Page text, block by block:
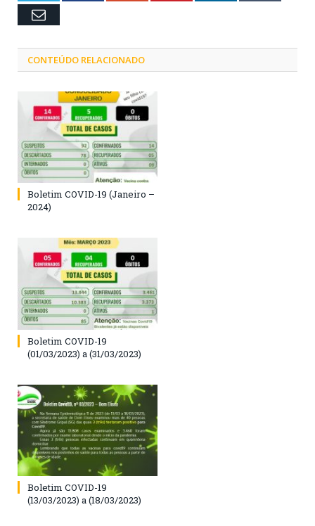
Email
CONTEÚDO RELACIONADO
Boletim COVID-19 (Janeiro –
2024)
Boletim COVID-19
(01/03/2023) a (31/03/2023)
Boletim COVID-19
(13/03/2023) a (18/03/2023)